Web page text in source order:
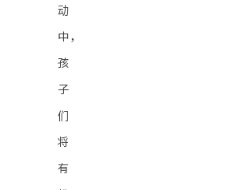
动
中，
孩
子
们
将
有